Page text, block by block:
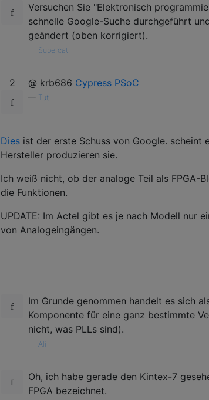
Versuchen Sie "Elektronisch
schnelle Google-Suche durchgeführt
geändert (oben korrigiert).
Supercat
2 @ krb686 Cypress PSoC
Tut
Dies ist der erste Schuss von Google. scheint
Hersteller produzieren sie.
Ich weiß nicht, ob der analoge Teil als
die Funktionen.
UPDATE: Im Actel gibt es je nach Modell nur
von Analogeingängen.
Im Grunde genommen handelt es sich
Komponente für eine ganz bestimmte
nicht, was PLLs sind).
Ali
Oh, ich habe gerade den Kintex-7
FPGA bezeichnet.